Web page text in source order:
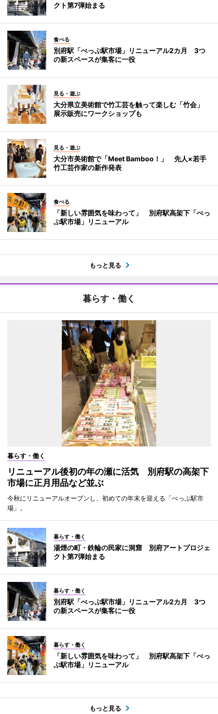
クト第7弾始まる
食べる
別府駅「べっぷ駅市場」リニューアル2カ月 3つ
の新スペースが集客に一役
見る・遊ぶ
大分県立美術館で竹工芸を触って楽しむ「竹会」
展示販売にワークショップも
見る・遊ぶ
大分市美術館で「Meet Bamboo！」 先人×若手
竹工芸作家の新作発表
食べる
「新しい雰囲気を味わって」 別府駅高架下「べっ
ぷ駅市場」リニューアル
もっと見る
暮らす・働く
暮らす・働く
リニューアル後初の年の瀬に活気 別府駅の高架下
市場に正月用品など並ぶ
今秋にリニューアルオープンし、初めての年末を迎える「べっぷ駅市
場」。
暮らす・働く
湯煙の町・鉄輪の民家に洞窟 別府アートプロジェ
クト第7弾始まる
暮らす・働く
別府駅「べっぷ駅市場」リニューアル2カ月 3つ
の新スペースが集客に一役
暮らす・働く
「新しい雰囲気を味わって」 別府駅高架下「べっ
ぷ駅市場」リニューアル
もっと見る